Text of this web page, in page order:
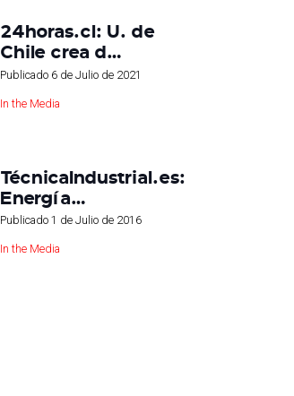
24horas.cl: U. de
Chile crea d…
Publicado 6 de Julio de 2021
In the Media
TécnicaIndustrial.es:
Energía…
Publicado 1 de Julio de 2016
In the Media